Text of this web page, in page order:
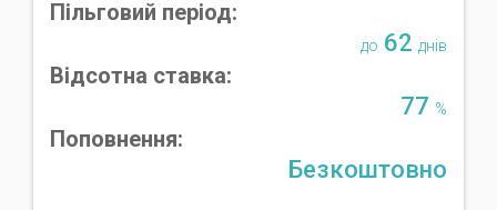
Пільговий період:
до 62 днів
Відсотна ставка:
77 %
Поповнення:
Безкоштовно